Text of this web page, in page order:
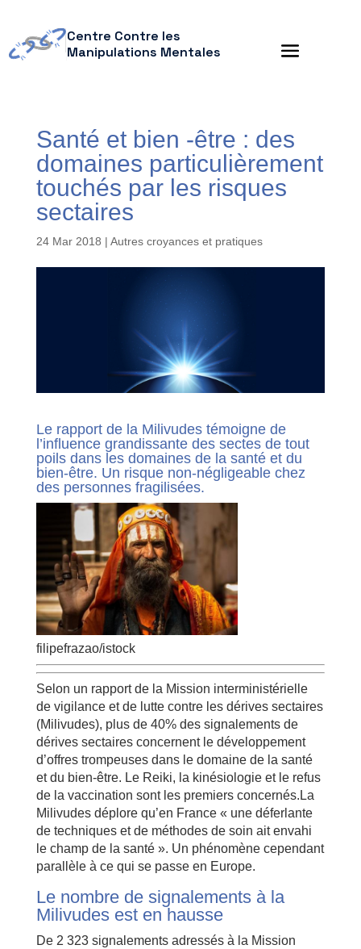
Centre Contre les
Manipulations Mentales
Santé et bien -être : des
domaines particulièrement
touchés par les risques
sectaires
24 Mar 2018 | Autres croyances et pratiques
Le rapport de la Milivudes témoigne de
l’influence grandissante des sectes de tout
poils dans les domaines de la santé et du
bien-être. Un risque non-négligeable chez
des personnes fragilisées.
filipefrazao/istock
Selon un rapport de la Mission interministérielle
de vigilance et de lutte contre les dérives sectaires
(Milivudes), plus de 40% des signalements de
dérives sectaires concernent le développement
d’offres trompeuses dans le domaine de la santé
et du bien-être. Le Reiki, la kinésiologie et le refus
de la vaccination sont les premiers concernés.La
Milivudes déplore qu’en France « une déferlante
de techniques et de méthodes de soin ait envahi
le champ de la santé ». Un phénomène cependant
parallèle à ce qui se passe en Europe.
Le nombre de signalements à la
Milivudes est en hausse
De 2 323 signalements adressés à la Mission